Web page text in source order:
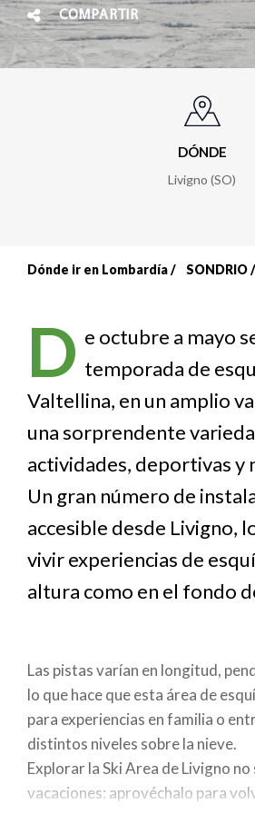
COMPARTIR
DÓNDE
Livigno (SO)
enlaces
de
ayuda
a
la
navegación
Dónde ir en Lombardía SONDRIO
D e octubre a mayo
temporada de
Valtellina, en un amplio
una sorprendente
actividades, deportivas y
Un gran número de
accesible desde Livigno,
vivir experiencias de
altura como en el fondo
Las pistas varían en longitud,
lo que hace que esta área de
para experiencias en familia o
distintos niveles sobre la nieve.
Explorar la Ski Area de Livigno no
vacaciones: aprovéchalo para